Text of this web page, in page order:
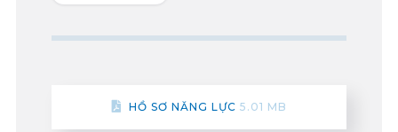
HỒ SƠ NĂNG LỰC 5.01 MB